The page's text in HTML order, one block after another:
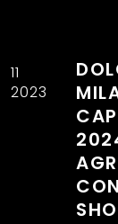
11
2023